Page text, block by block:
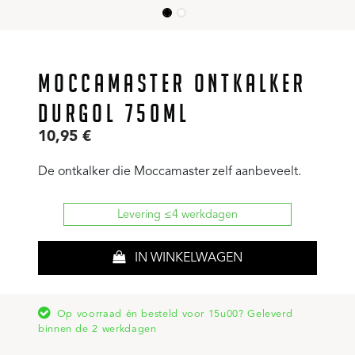
MOCCAMASTER ONTKALKER
DURGOL 750ML
10,95 €
De ontkalker die Moccamaster zelf aanbeveelt.
Levering ≤4 werkdagen
IN WINKELWAGEN
Op voorraad én besteld voor 15u00? Geleverd
binnen de 2 werkdagen